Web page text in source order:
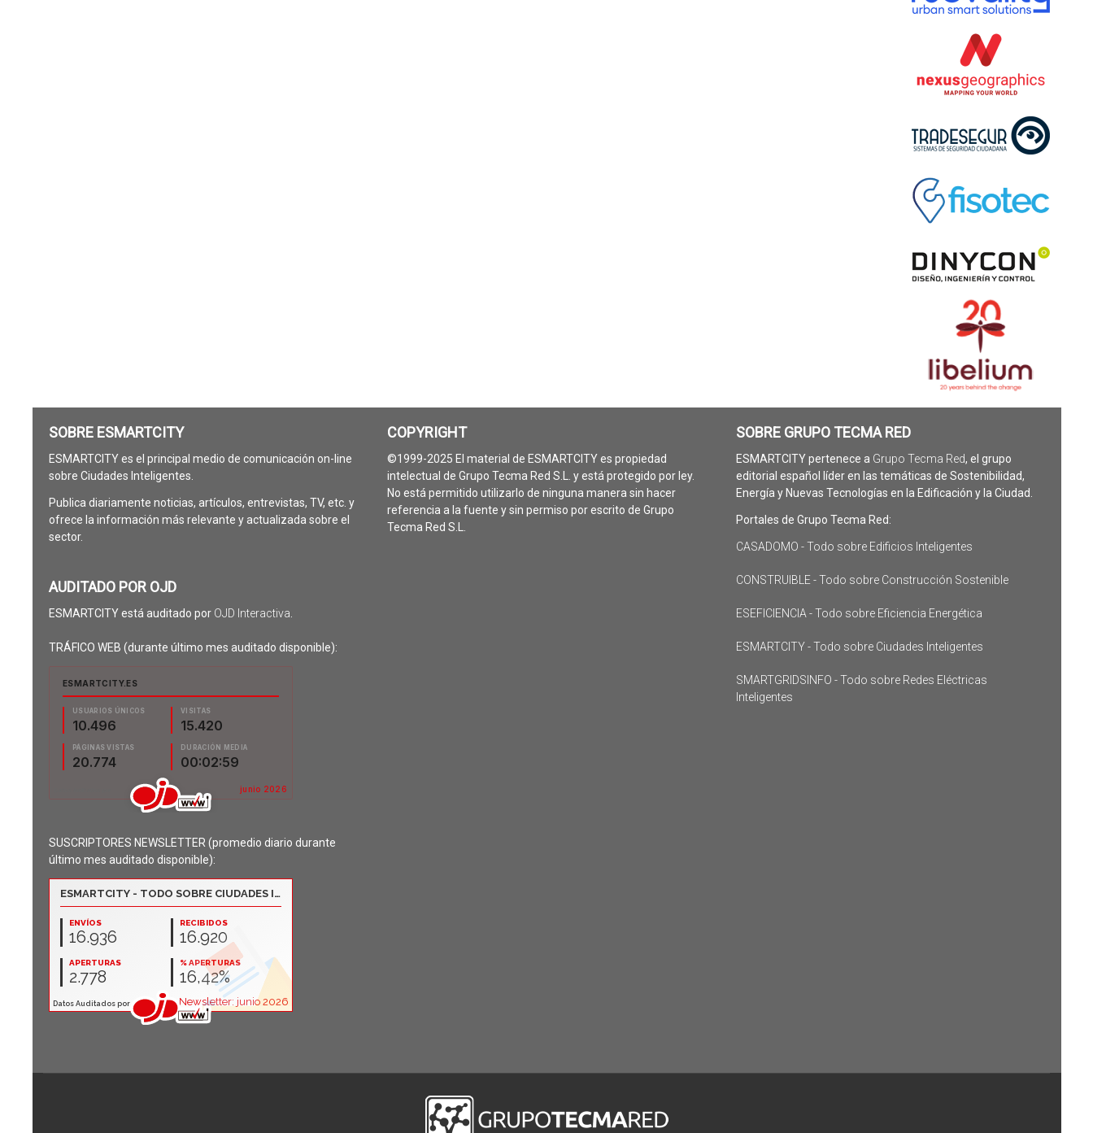
SOBRE ESMARTCITY
ESMARTCITY es el principal medio de comunicación on-line
sobre Ciudades Inteligentes.
Publica diariamente noticias, artículos, entrevistas, TV, etc. y
ofrece la información más relevante y actualizada sobre el
sector.
AUDITADO POR OJD
ESMARTCITY está auditado por OJD Interactiva
TRÁFICO WEB (durante último mes auditado disponible):
SUSCRIPTORES NEWSLETTER (promedio diario durante
último mes auditado disponible):
COPYRIGHT
©1999-2025 El material de ESMARTCITY es propiedad
intelectual de Grupo Tecma Red S.L. y está protegido por ley.
No está permitido utilizarlo de ninguna manera sin hacer
referencia a la fuente y sin permiso por escrito de Grupo
Tecma Red S.L.
SOBRE GRUPO TECMA RED
ESMARTCITY pertenece a Grupo Tecma Red, el grupo
editorial español líder en las temáticas de Sostenibilidad,
Energía y Nuevas Tecnologías en la Edificación y la Ciudad.
Portales de Grupo Tecma Red:
CASADOMO - Todo sobre Edificios Inteligentes
CONSTRUIBLE - Todo sobre Construcción Sostenible
ESEFICIENCIA - Todo sobre Eficiencia Energética
ESMARTCITY - Todo sobre Ciudades Inteligentes
SMARTGRIDSINFO - Todo sobre Redes Eléctricas
Inteligentes